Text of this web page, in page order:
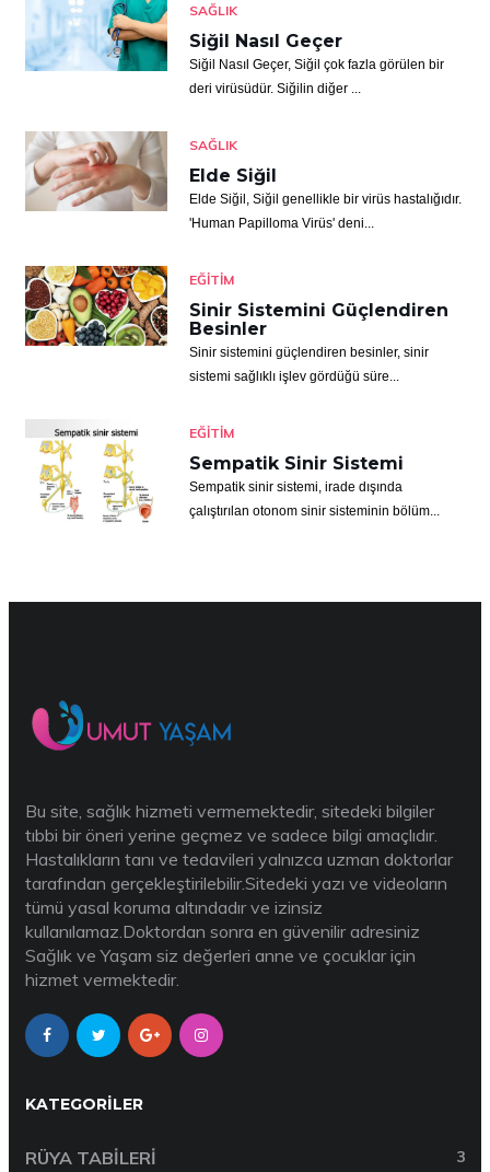
SAĞLIK
Siğil Nasıl Geçer
Siğil Nasıl Geçer, Siğil çok fazla görülen bir
deri virüsüdür. Siğilin diğer ...
SAĞLIK
Elde Siğil
Elde Siğil, Siğil genellikle bir virüs hastalığıdır.
'Human Papilloma Virüs' deni...
EĞITIM
Sinir Sistemini Güçlendiren
Besinler
Sinir sistemini güçlendiren besinler, sinir
sistemi sağlıklı işlev gördüğü süre...
EĞITIM
Sempatik Sinir Sistemi
Sempatik sinir sistemi, irade dışında
çalıştırılan otonom sinir sisteminin bölüm...
Bu site, sağlık hizmeti vermemektedir, sitedeki bilgiler
tıbbi bir öneri yerine geçmez ve sadece bilgi amaçlıdır.
Hastalıkların tanı ve tedavileri yalnızca uzman doktorlar
tarafından gerçekleştirilebilir.Sitedeki yazı ve videoların
tümü yasal koruma altındadır ve izinsiz
kullanılamaz.Doktordan sonra en güvenilir adresiniz
Sağlık ve Yaşam siz değerleri anne ve çocuklar için
hizmet vermektedir.
KATEGORILER
RÜYA TABILERI 3